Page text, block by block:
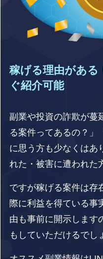
稼げる理由がある
ぐ紹介可能
副業や投資の詐欺が蔓
る案件ってあるの？」
に思う方も少なくはあ
れた・被害に遭われた
ですが稼げる案件は存
際に利益を得ている事
由も事前に開示します
もしていただけるでし